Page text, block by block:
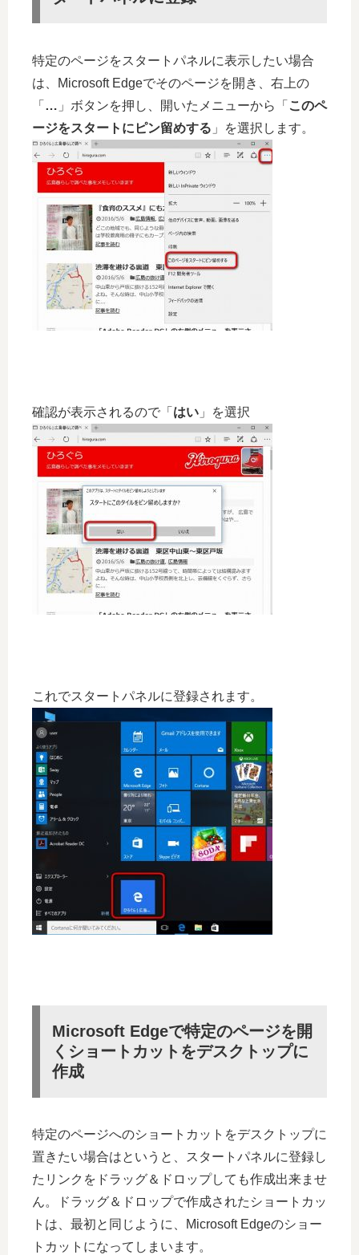
特定のページをスタートパネルに表示したい場合
は、Microsoft Edgeでそのページを開き、右上の
「 … 」ボタンを押し、開いたメニューから「 このペ
ージをスタートにピン留めする 」を選択します。
確認が表示されるので「 はい 」を選択
これでスタートパネルに登録されます。
Microsoft Edgeで特定のページを開
くショートカットをデスクトップに
作成
特定のページへのショートカットをデスクトップに
置きたい場合はというと、スタートパネルに登録し
たリンクをドラッグ＆ドロップしても作成出来ませ
ん。ドラッグ＆ドロップで作成されたショートカッ
トは、最初と同じように、Microsoft Edgeのショー
トカットになってしまいます。